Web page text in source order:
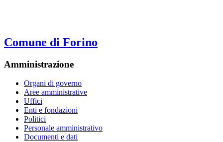
Comune di Forino
Amministrazione
Organi di governo
Aree amministrative
Uffici
Enti e fondazioni
Politici
Personale amministrativo
Documenti e dati